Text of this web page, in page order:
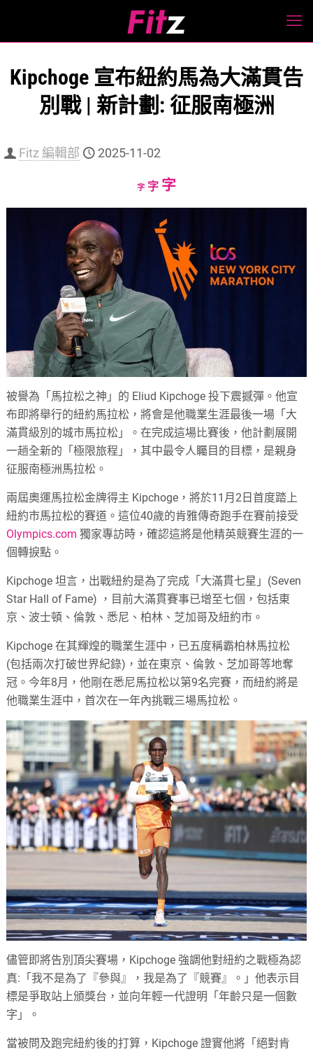
Kipchoge 宣布紐約馬為大滿貫告
別戰 | 新計劃: 征服南極洲
Fitz 編輯部 2025-11-02
字Decrease
size.
字Reset
size.
字Increase
被譽為「馬拉松之神」的 Eliud Kipchoge 投下震撼彈。他宣
布即將舉行的紐約馬拉松，將會是他職業生涯最後一場「大
滿貫級別的城市馬拉松」。在完成這場比賽後，他計劃展開
一趟全新的「極限旅程」，其中最令人矚目的目標，是親身
征服南極洲馬拉松。
兩屆奧運馬拉松金牌得主 Kipchoge，將於11月2日首度踏上
紐約市馬拉松的賽道。這位40歲的肯雅傳奇跑手在賽前接受
Olympics.com 獨家專訪時，確認這將是他精英競賽生涯的一
個轉捩點。
Kipchoge 坦言，出戰紐約是為了完成「大滿貫七星」(Seven
Star Hall of Fame) ，目前大滿貫賽事已增至七個，包括東
京、波士頓、倫敦、悉尼、柏林、芝加哥及紐約市。
Kipchoge 在其輝煌的職業生涯中，已五度稱霸柏林馬拉松
(包括兩次打破世界紀錄)，並在東京、倫敦、芝加哥等地奪
冠。今年8月，他剛在悉尼馬拉松以第9名完賽，而紐約將是
他職業生涯中，首次在一年內挑戰三場馬拉松。
儘管即將告別頂尖賽場，Kipchoge 強調他對紐約之戰極為認
真:「我不是為了『參與』，我是為了『競賽』。」他表示目
標是爭取站上頒獎台，並向年輕一代證明「年齡只是一個數
字」。
當被問及跑完紐約後的打算，Kipchoge 證實他將「絕對肯